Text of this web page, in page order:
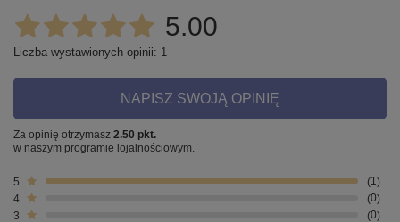
5.00
Liczba wystawionych opinii: 1
NAPISZ SWOJĄ OPINIĘ
Za opinię otrzymasz 2.50 pkt.
w naszym programie lojalnościowym.
5
1
4
0
3
0